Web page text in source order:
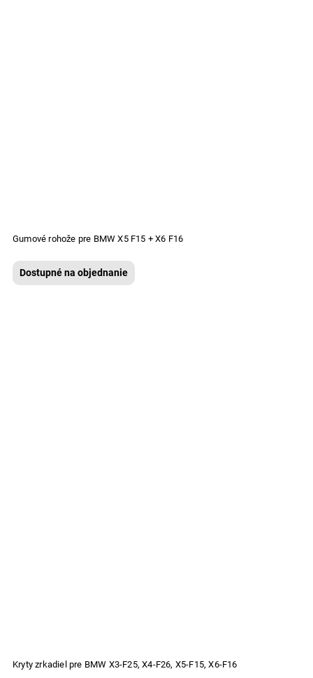
Gumové rohože pre BMW X5 F15 + X6 F16
Dostupné na objednanie
Kryty zrkadiel pre BMW X3-F25, X4-F26, X5-F15, X6-F16